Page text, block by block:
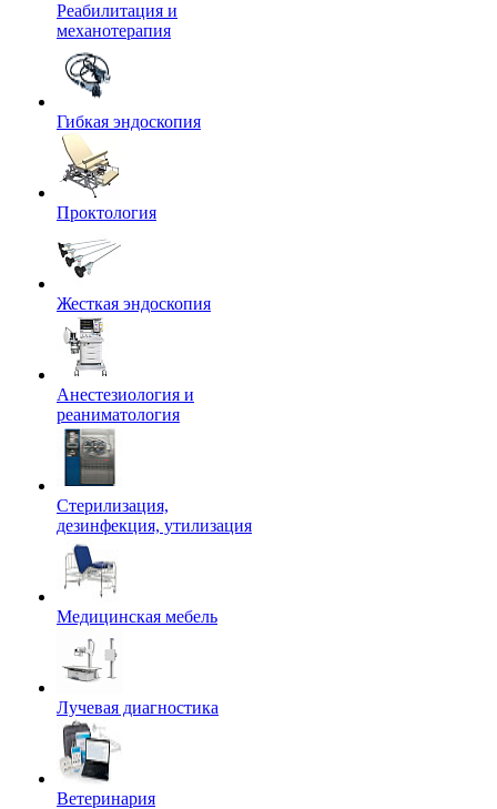
Реабилитация и
механотерапия
Гибкая эндоскопия
Проктология
Жесткая эндоскопия
Анестезиология и
реаниматология
Стерилизация,
дезинфекция, утилизация
Медицинская мебель
Лучевая диагностика
Ветеринария